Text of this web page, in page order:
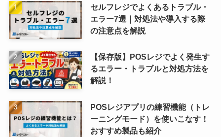
セルフレジでよくあるトラブル・
エラー7選｜対処法や導入する際
の注意点を解説
【保存版】POSレジでよく発生す
るエラー・トラブルと対処方法を
解説！
POSレジアプリの練習機能（トレ
ーニングモード）を使いこなす！
おすすめ製品も紹介